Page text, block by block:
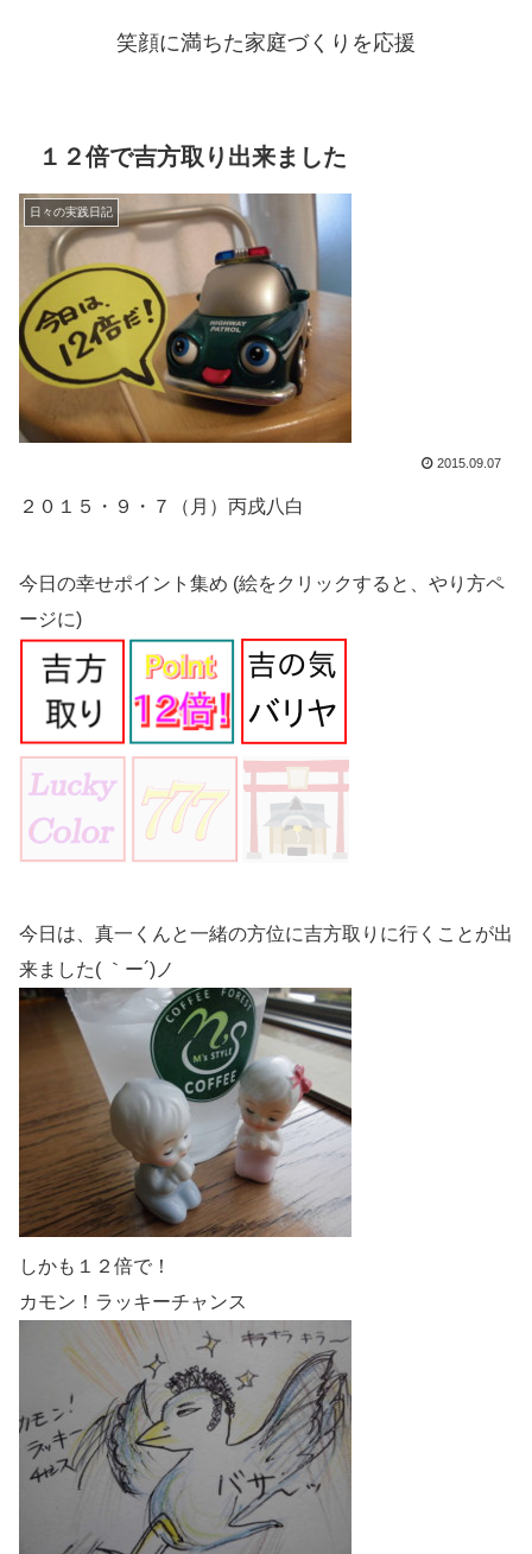
笑顔に満ちた家庭づくりを応援
１２倍で吉方取り出来ました
日々の実践日記
2015.09.07
２０１５・９・７（月）丙戌八白
今日の幸せポイント集め (絵をクリックすると、やり方ペ
ージに)
今日は、真一くんと一緒の方位に吉方取りに行くことが出
来ました( ｀ー´)ノ
しかも１２倍で！
カモン！ラッキーチャンス